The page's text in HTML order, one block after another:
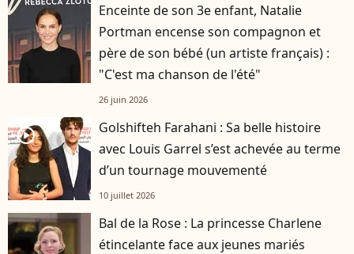
Enceinte de son 3e enfant, Natalie
Portman encense son compagnon et
père de son bébé (un artiste français) :
"C'est ma chanson de l'été"
26 juin 2026
player2
Golshifteh Farahani : Sa belle histoire
avec Louis Garrel s’est achevée au terme
d’un tournage mouvementé
10 juillet 2026
Bal de la Rose : La princesse Charlene
étincelante face aux jeunes mariés